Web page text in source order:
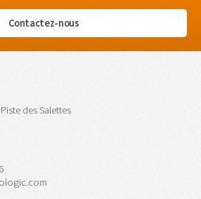
Contactez-nous
des Salettes